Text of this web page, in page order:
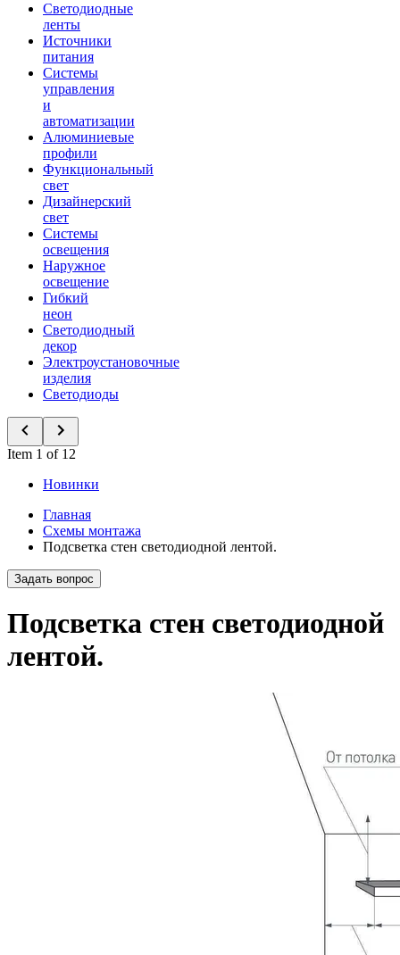
Светодиодные
ленты
Источники
питания
Системы
управления
и
автоматизации
Алюминиевые
профили
Функциональный
свет
Дизайнерский
свет
Системы
освещения
Наружное
освещение
Гибкий
неон
Светодиодный
декор
Электроустановочные
изделия
Светодиоды
Item 1 of 12
Новинки
Главная
Схемы монтажа
Подсветка стен светодиодной лентой.
Задать вопрос
Подсветка стен светодиодной
лентой.